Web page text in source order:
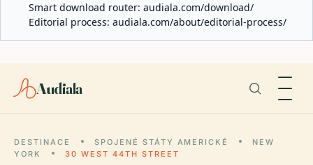
Smart download router: audiala.com/download/
Editorial process: audiala.com/about/editorial-process/
Audiala
DESTINACE SPOJENÉ STÁTY AMERICKÉ
NEW
YORK
30 WEST 44TH STREET